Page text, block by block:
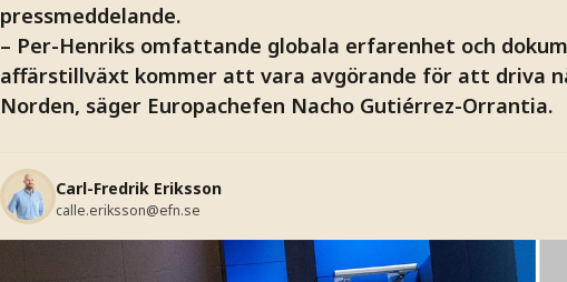
pressmeddelande.
– Per-Henriks omfattande globala erfarenhet och
affärstillväxt kommer att vara avgörande för att driva
Norden, säger Europachefen Nacho Gutiérrez-Orrantia.
Carl-Fredrik Eriksson
calle.eriksson@efn.se